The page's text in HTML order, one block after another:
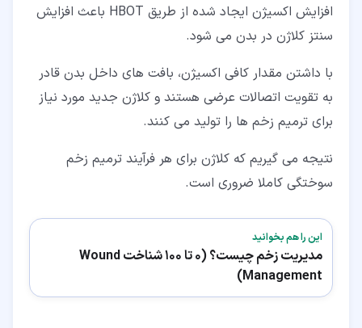
افزایش اکسیژن ایجاد شده از طریق HBOT باعث افزایش
سنتز کلاژن در بدن می شود.
با داشتن مقدار کافی اکسیژن، بافت های داخل بدن قادر
به تقویت اتصالات عرضی هستند و کلاژن جدید مورد نیاز
برای ترمیم زخم ها را تولید می کنند.
نتیجه می گیریم که کلاژن برای هر فرآیند ترمیم زخم
سوختگی کاملا ضروری است.
این را هم بخوانید
مدیریت زخم چیست؟ (0 تا 100 شناخت Wound
Management)